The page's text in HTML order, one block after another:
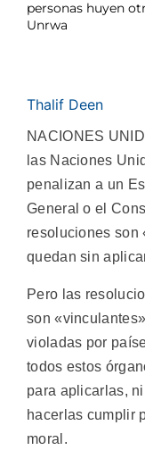
personas huyen
Unrwa
Thalif Deen
NACIONES
las Naciones
penalizan a un
General o el
resoluciones son
quedan sin
Pero las
son
violadas por
todos estos
para aplicarlas,
hacerlas cumplir
moral.